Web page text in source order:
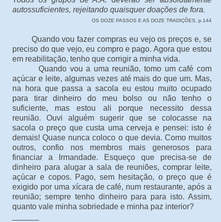
autossuficientes, rejeitando quaisquer doações de fora.
OS DOZE PASSOS E AS DOZE TRADIÇÕES, p.144
Quando vou fazer compras eu vejo os preços e, se
preciso do que vejo, eu compro e pago. Agora que estou
em reabilitação, tenho que corrigir a minha vida.
Quando vou a uma reunião, tomo um café com
açúcar e leite, algumas vezes até mais do que um. Mas,
na hora que passa a sacola eu estou muito ocupado
para tirar dinheiro do meu bolso ou não tenho o
suficiente, mas estou ali porque necessito dessa
reunião. Ouvi alguém sugerir que se colocasse na
sacola o preço que custa uma cerveja e pensei: isto é
demais! Quase nunca coloco o que devia. Como muitos
outros, confio nos membros mais generosos para
financiar a Irmandade. Esqueço que precisa-se de
dinheiro para alugar a sala de reuniões, comprar leite,
açúcar e copos. Pago, sem hesitação, o preço que é
exigido por uma xícara de café, num restaurante, após a
reunião; sempre tenho dinheiro para para isto. Assim,
quanto vale minha sobriedade e minha paz interior?